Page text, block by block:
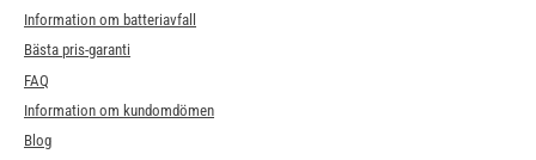
Information om batteriavfall
Bästa pris-garanti
FAQ
Information om kundomdömen
Blog